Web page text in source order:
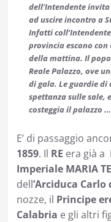
dell’Intendente
ad uscire incontro a
Infatti
provincia escono con
della mattina. Il
Reale Palazzo, ove
di gala. Le guardie
spettanza sulle sale,
costeggia il palazzo …
E’ di passaggio
1859. Il RE era già a
Imperiale MARIA
dell’Arciduca Carlo
nozze, il Principe
Calabria e gli altri